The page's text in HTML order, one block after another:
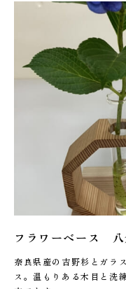
フラワーベース 八
奈良県産の吉野杉とガラ
ス。温もりある木目と洗